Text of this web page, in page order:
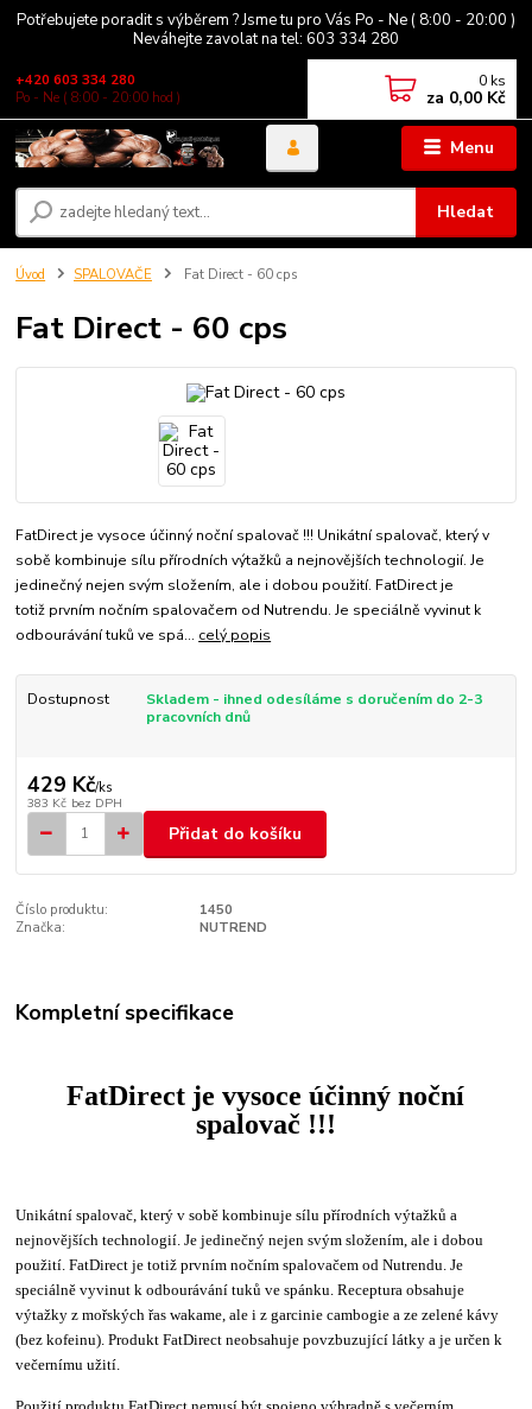
Potřebujete poradit s výběrem ? Jsme tu pro Vás Po - Ne ( 8:00 - 20:00 )
Neváhejte zavolat na tel: 603 334 280
Menu
Hledat
+420 603 334 280
Po - Ne ( 8:00 - 20:00 hod )
0 ks
za 0,00 Kč
Úvod SPALOVAČE Fat Direct - 60 cps
Fat Direct - 60 cps
FatDirect je vysoce účinný noční spalovač !!! Unikátní spalovač, který v
sobě kombinuje sílu přírodních výtažků a nejnovějších technologií. Je
jedinečný nejen svým složením, ale i dobou použití. FatDirect je
totiž prvním nočním spalovačem od Nutrendu. Je speciálně vyvinut k
odbourávání tuků ve spá... celý popis
Dostupnost
Skladem - ihned odesíláme s doručením do 2-3
pracovních dnů
429 Kč/ks
383 Kč bez DPH
Přidat do košíku
Číslo produktu:
1450
Značka:
NUTREND
Kompletní specifikace
FatDirect je vysoce účinný noční
spalovač !!!
Unikátní spalovač, který v sobě kombinuje sílu přírodních výtažků a
nejnovějších technologií. Je jedinečný nejen svým složením, ale i dobou
použití. FatDirect je totiž prvním nočním spalovačem od Nutrendu. Je
speciálně vyvinut k odbourávání tuků ve spánku. Receptura obsahuje
výtažky z mořských řas wakame, ale i z garcinie cambogie a ze zelené kávy
(bez kofeinu). Produkt FatDirect neobsahuje povzbuzující látky a je určen k
večernímu užití.